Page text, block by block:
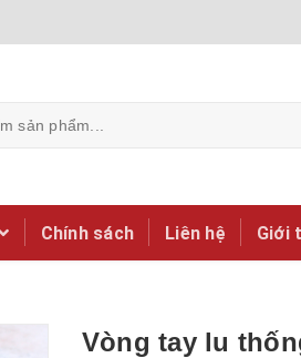
Chính sách Liên hệ Giới
Vòng tay lu